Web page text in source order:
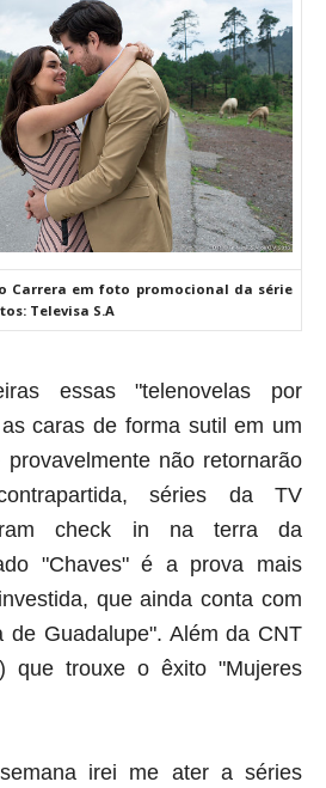
Carrera em foto promocional da série
Televisa S.A
essas "telenovelas por
caras de forma sutil em um
não retornarão
séries da TV
check in na terra da
"Chaves" é a prova mais
que ainda conta com
de Guadalupe". Além da CNT
) que trouxe o êxito "Mujeres
irei me ater a séries